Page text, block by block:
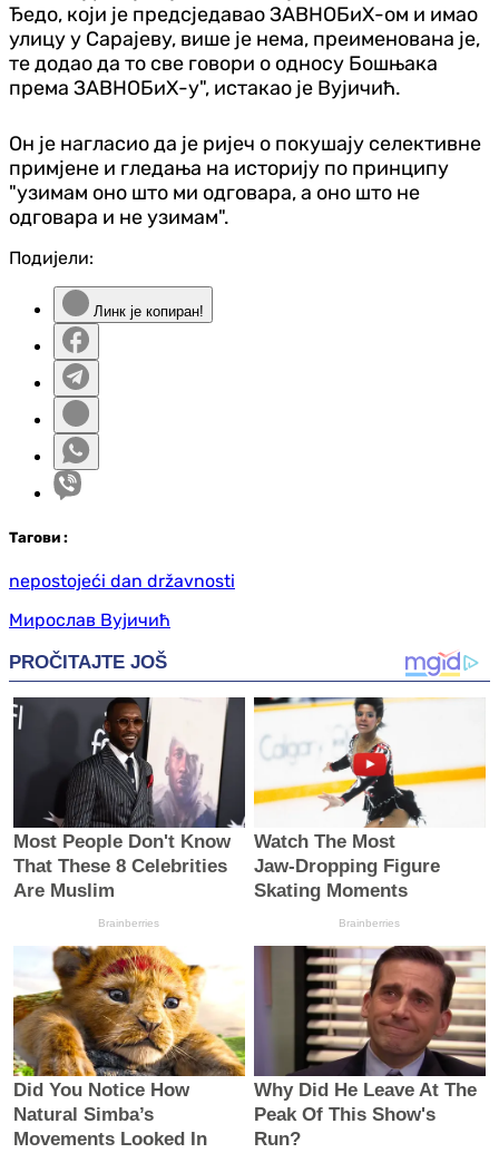
Ђедо, који је предсједавао ЗАВНОБиХ-ом и имао
улицу у Сарајеву, више је нема, преименована је,
те додао да то све говори о односу Бошњака
према ЗАВНОБиХ-у", истакао је Вујичић.
Он је нагласио да је ријеч о покушају селективне
примјене и гледања на историју по принципу
"узимам оно што ми одговара, а оно што не
одговара и не узимам".
Подијели:
Линк је копиран!
Тагови :
nepostojeći dan državnosti
Мирослав Вујичић